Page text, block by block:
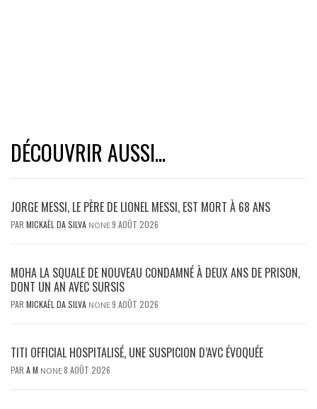
DÉCOUVRIR AUSSI...
JORGE MESSI, LE PÈRE DE LIONEL MESSI, EST MORT À 68 ANS
PAR MICKAËL DA SILVA NONE9 AOÛT 2026
MOHA LA SQUALE DE NOUVEAU CONDAMNÉ À DEUX ANS DE PRISON,
DONT UN AN AVEC SURSIS
PAR MICKAËL DA SILVA NONE9 AOÛT 2026
TITI OFFICIAL HOSPITALISÉ, UNE SUSPICION D’AVC ÉVOQUÉE
PAR A M NONE8 AOÛT 2026